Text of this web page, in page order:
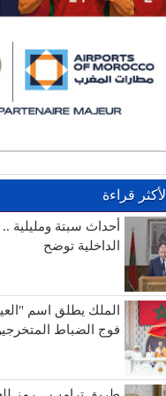
الأكثر قراءة
أحداث سبتة ومليلية ..
الداخلية توضح
الملك يطلق اسم
فوج الضباط